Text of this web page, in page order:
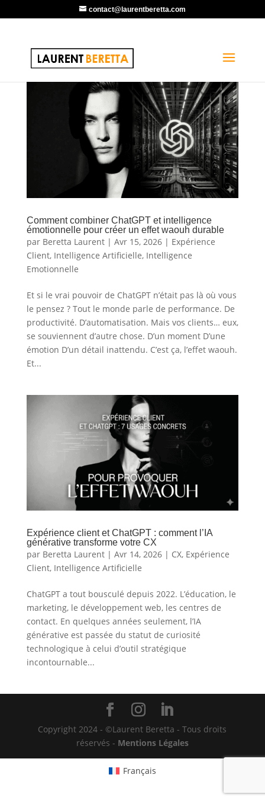
contact@laurentberetta.com
Comment combiner ChatGPT et intelligence
émotionnelle pour créer un effet waouh durable
par Beretta Laurent| Avr 15, 2026| Expérience
Client, Intelligence Artificielle, Intelligence
Emotionnelle
Et si le vrai pouvoir de ChatGPT n’était pas là où vous
le pensez ? Tout le monde parle de performance. De
productivité. D’automatisation. Mais vos clients… eux,
se souviennent d’autre chose. D’un moment D’une
émotion D’un détail inattendu. C’est ça, l’effet waouh.
Et...
Expérience client et ChatGPT : comment l’IA
générative transforme votre CX
par Beretta Laurent| Avr 14, 2026| CX, Expérience
Client, Intelligence Artificielle
ChatGPT a tout bousculé depuis 2022. L’éducation, le
marketing, le développement web, les centres de
contact. En quelques années seulement, l’IA
générative est passée du statut de curiosité
technologique à celui d’outil stratégique
incontournable...
Copyright 2024 - ©Laurent Beretta - Tous droits
réservés - Mentions Légales
Français